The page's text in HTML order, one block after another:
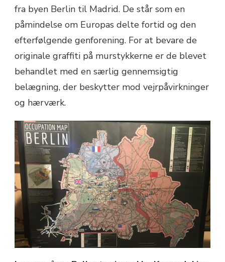
fra byen Berlin til Madrid. De står som en
påmindelse om Europas delte fortid og den
efterfølgende genforening. For at bevare de
originale graffiti på murstykkerne er de blevet
behandlet med en særlig gennemsigtig
belægning, der beskytter mod vejrpåvirkninger
og hærværk.